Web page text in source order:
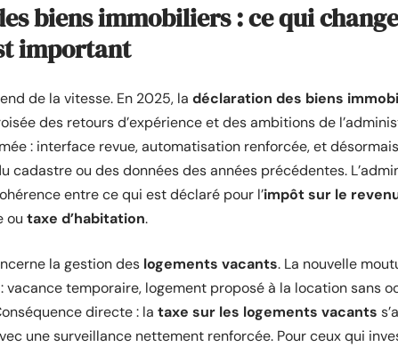
biens immobiliers : ce qui
important
de la vitesse. En 2025, la déclaration des biens
des retours d’expérience et des ambitions de
: interface revue, automatisation renforcée, et
cadastre ou des données des années précédentes.
entre ce qui est déclaré pour l’impôt sur le
ou taxe d’habitation.
la gestion des logements vacants. La nouvelle
vacance temporaire, logement proposé à la location sans
directe : la taxe sur les logements vacants
une surveillance nettement renforcée. Pour ceux qui